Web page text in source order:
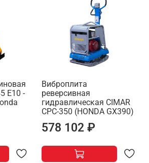
E10 -
Виброплита
реверсивная
гидравлическая CIMAR
CPC-350 (HONDA GX390)
578 102 ₽